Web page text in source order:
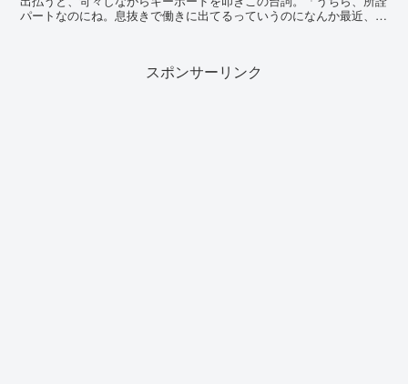
パートなのにね。息抜きで働きに出てるっていうのになんか最近、割
スポンサーリンク